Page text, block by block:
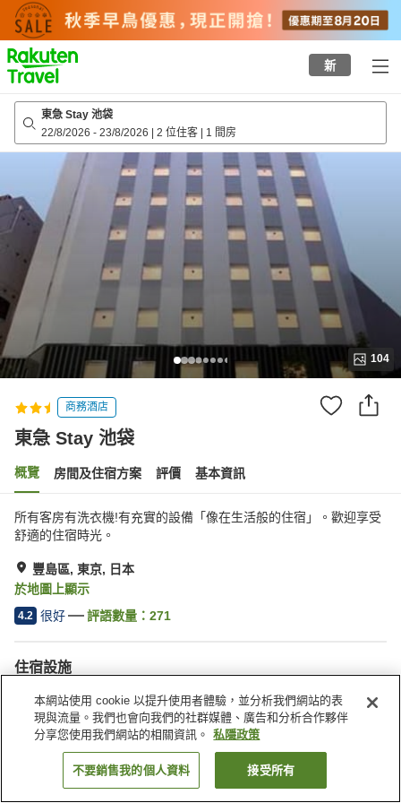
to
top
page
新
東急 Stay 池袋
22/8/2026 - 23/8/2026 | 2 位住客 | 1 間房
104
商務酒店
東急 Stay 池袋
概覽 房間及住宿方案 評價 基本資訊
所有客房有洗衣機!有充實的設備「像在生活般的住宿」。歡迎享受
舒適的住宿時光。
豐島區, 東京, 日本
於地圖上顯示
4.2 很好 評語數量： 271
住宿設施
送遞服務
乾洗服務
自動販賣機
找客房
本網站使用 cookie 以提升使用者體驗，並分析我們網站的表
現與流量。我們也會向我們的社群媒體、廣告和分析合作夥伴
分享您使用我們網站的相關資訊。
私隱政策
不要銷售我的個人資料 接受所有